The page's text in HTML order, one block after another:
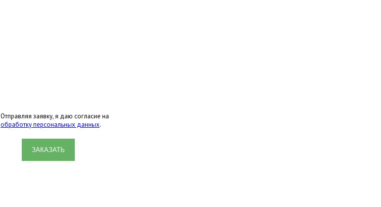
Отправляя заявку, я даю согласие на
обработку персональных данных.
ЗАКАЗАТЬ